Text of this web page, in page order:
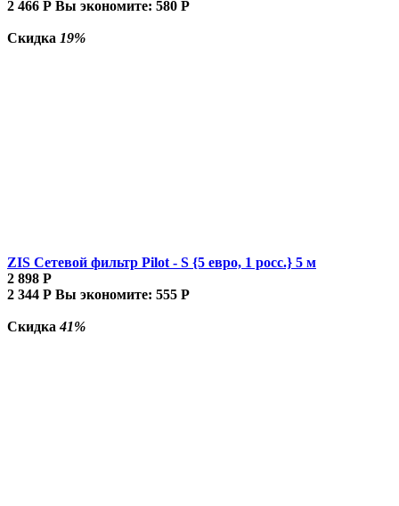
2 466 Р Вы экономите: 580 Р
Скидка 19%
ZIS Сетевой фильтр Pilot - S {5 евро, 1 росс.} 5 м
2 898 Р
2 344 Р Вы экономите: 555 Р
Скидка41%